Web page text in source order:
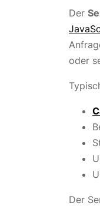
Der
oder
Der